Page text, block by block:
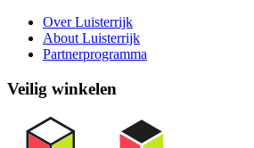
Over Luisterrijk
About Luisterrijk
Partnerprogramma
Veilig winkelen